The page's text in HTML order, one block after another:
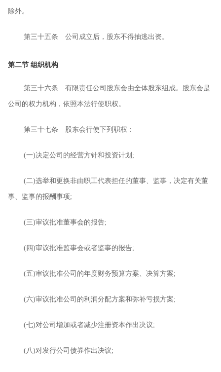
除外。
第三十五条 公司成立后，股东不得抽逃出资。
第二节 组织机构
第三十六条 有限责任公司股东会由全体股东组成。股东会是
公司的权力机构，依照本法行使职权。
第三十七条 股东会行使下列职权：
(一)决定公司的经营方针和投资计划 ;
(二)选举和更换非由职工代表担任的董事、监事，决定有关董
事、监事的报酬事项;
(三)审议批准董事会的报告;
( 四)审议批准监事会或者监事的报告;
(五)审议批准公司的年度财务预算方案、决算方案;
(六)审议批准公司的利润分配方案和弥补亏损方案;
(七)对公司增加或者减少注册资本作出决议;
( 八)对发行公司债券作出决议;